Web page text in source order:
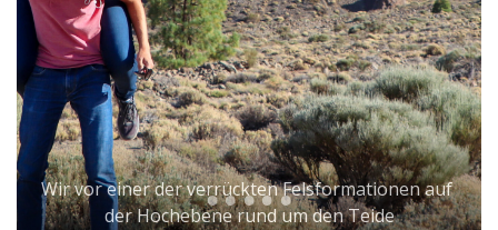
Wir vor einer der verrückten Felsformationen auf
der Hochebene rund um den Teide